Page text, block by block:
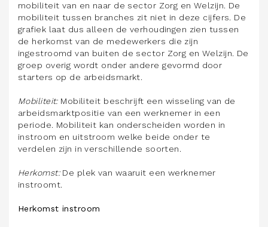
mobiliteit van en naar de sector Zorg en Welzijn. De
mobiliteit tussen branches zit niet in deze cijfers. De
grafiek laat dus alleen de verhoudingen zien tussen
de herkomst van de medewerkers die zijn
ingestroomd van buiten de sector Zorg en Welzijn. De
groep overig wordt onder andere gevormd door
starters op de arbeidsmarkt.
Mobiliteit: Mobiliteit beschrijft een wisseling van de
arbeidsmarktpositie van een werknemer in een
periode. Mobiliteit kan onderscheiden worden in
instroom en uitstroom welke beide onder te
verdelen zijn in verschillende soorten.
Herkomst: De plek van waaruit een werknemer
instroomt.
Herkomst instroom